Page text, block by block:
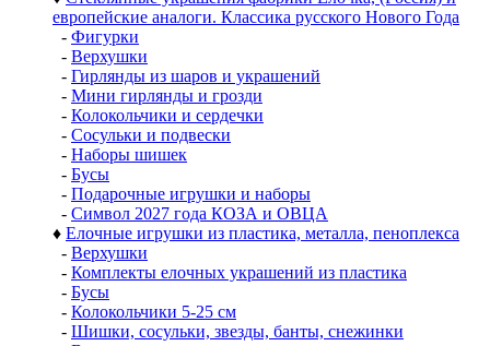
европейские аналоги. Классика русского Нового Года
- Фигурки
- Верхушки
- Гирлянды из шаров и украшений
- Мини гирлянды и грозди
- Колокольчики и сердечки
- Сосульки и подвески
- Наборы шишек
- Бусы
- Подарочные игрушки и наборы
- Символ 2027 года КОЗА и ОВЦА
♦ Елочные игрушки из пластика, металла, пеноплекса
- Верхушки
- Комплекты елочных украшений из пластика
- Бусы
- Колокольчики 5-25 см
- Шишки, сосульки, звезды, банты, снежинки